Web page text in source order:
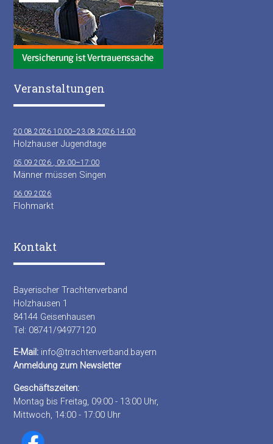
Veranstaltungen
20.08.2026 10:00–23.08.2026 14:00
Holzhauser Jugendtage
05.09.2026 , 09:00–17:00
Männer müssen Singen
06.09.2026
Flohmarkt
Kontakt
Bayerischer Trachtenverband
Holzhausen 1
84144 Geisenhausen
Tel: 08741/94977120
E-Mail: info@trachtenverband.bayern
Anmeldung zum Newsletter
Geschäftszeiten:
Montag bis Freitag, 09:00 - 13:00 Uhr,
Mittwoch, 14:00 - 17:00 Uhr